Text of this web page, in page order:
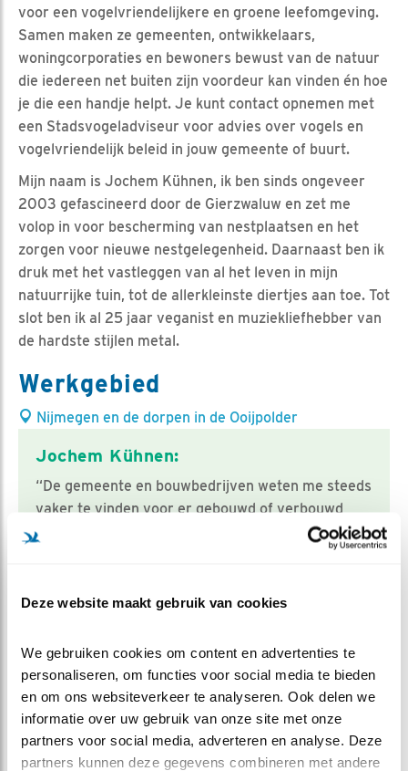
Deze website maakt gebruik van cookies
We gebruiken cookies om content en advertenties te
personaliseren, om functies voor social media te bieden
en om ons websiteverkeer te analyseren. Ook delen we
informatie over uw gebruik van onze site met onze
partners voor social media, adverteren en analyse. Deze
partners kunnen deze gegevens combineren met andere
voor een vogelvriendelijkere en groene leefomgeving.
Samen maken ze gemeenten, ontwikkelaars,
woningcorporaties en bewoners bewust van de natuur
die iedereen net buiten zijn voordeur kan vinden én hoe
je die een handje helpt. Je kunt contact opnemen met
een Stadsvogeladviseur voor advies over vogels en
vogelvriendelijk beleid in jouw gemeente of buurt.
Mijn naam is Jochem Kühnen, ik ben sinds ongeveer
2003 gefascineerd door de Gierzwaluw en zet me
volop in voor bescherming van nestplaatsen en het
zorgen voor nieuwe nestgelegenheid. Daarnaast ben ik
druk met het vastleggen van al het leven in mijn
natuurrijke tuin, tot de allerkleinste diertjes aan toe. Tot
slot ben ik al 25 jaar veganist en muziekliefhebber van
de hardste stijlen metal.
Werkgebied
Nijmegen en de dorpen in de Ooijpolder
Jochem Kühnen:
“De gemeente en bouwbedrijven weten me steeds
vaker te vinden voor er gebouwd of verbouwd
gaat worden. Omdat een gebouw er minstens 50
jaar zal staan, vind ik dat ik zo echt een verschil
Contact Stadsvogeladviseur
De heer Mevrouw
Voorlttrs